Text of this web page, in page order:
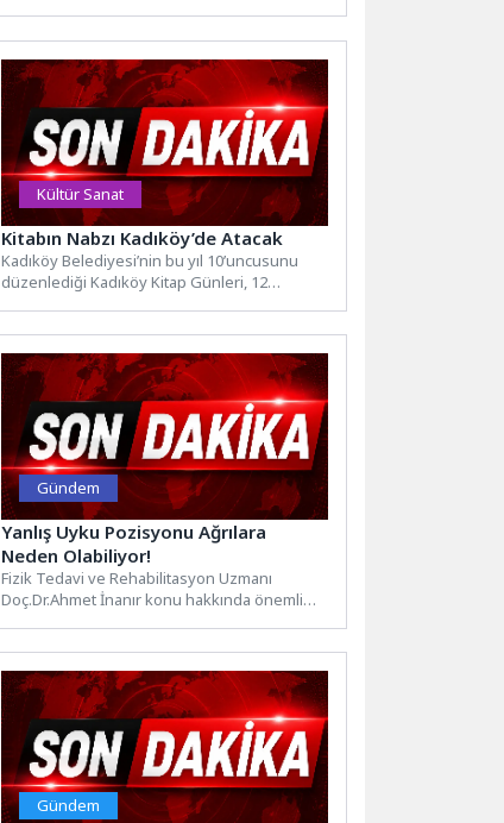
Kültür Sanat
Kitabın Nabzı Kadıköy’de Atacak
Kadıköy Belediyesi’nin bu yıl 10’uncusunu
düzenlediği Kadıköy Kitap Günleri, 12
Gündem
Yanlış Uyku Pozisyonu Ağrılara
Neden Olabiliyor!
Fizik Tedavi ve Rehabilitasyon Uzmanı
Doç.Dr.Ahmet İnanır konu hakkında önemli
Gündem